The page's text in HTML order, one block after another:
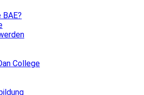
College